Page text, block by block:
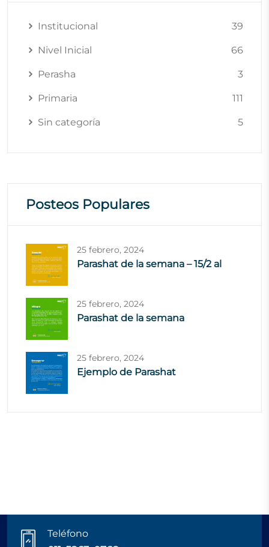
Institucional 39
Nivel Inicial 66
Perasha 3
Primaria 111
Sin categoría 5
Posteos Populares
25 febrero, 2024
Parashat de la semana – 15/2 al
25 febrero, 2024
Parashat de la semana
25 febrero, 2024
Ejemplo de Parashat
Teléfono